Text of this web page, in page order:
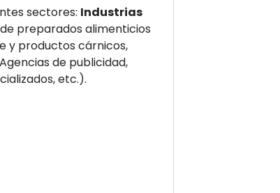
sectores: Industrias
preparados alimenticios
y productos cárnicos,
de publicidad,
etc.).